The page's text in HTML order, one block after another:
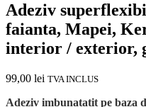
Adeziv
faianta, Mapei,
interior / exterior,
99,00 lei TVA INCLUS
Adeziv imbunatatit pe baza